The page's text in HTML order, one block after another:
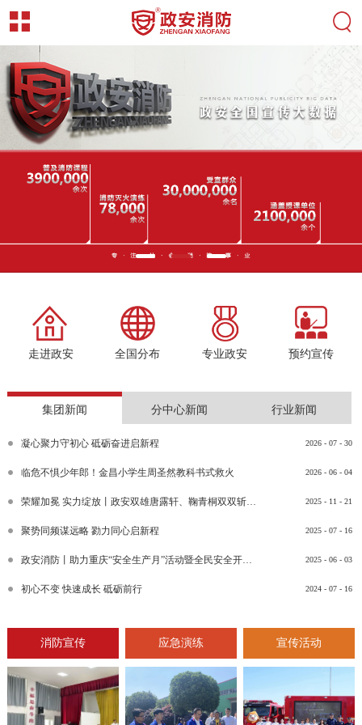
走进政安 全国分布 专业政安 预约宣传
集团新闻 分中心新闻 行业新闻
2026 - 07 - 30
凝心聚力守初心 砥砺奋进启新程
2026 - 06 - 04
临危不惧少年郎！金昌小学生周圣然教科书式救火
2025 - 11 - 21
荣耀加冕 实力绽放丨政安双雄唐露轩、鞠青桐双双斩获“渝消蓝盾讲师团金牌讲师”比武竞赛决赛大奖
2025 - 07 - 16
聚势同频谋远略 勠力同心启新程
2025 - 06 - 03
政安消防丨助力重庆“安全生产月”活动暨全民安全开放日活动
2024 - 07 - 16
初心不变 快速成长 砥砺前行
消防宣传 应急演练 宣传活动